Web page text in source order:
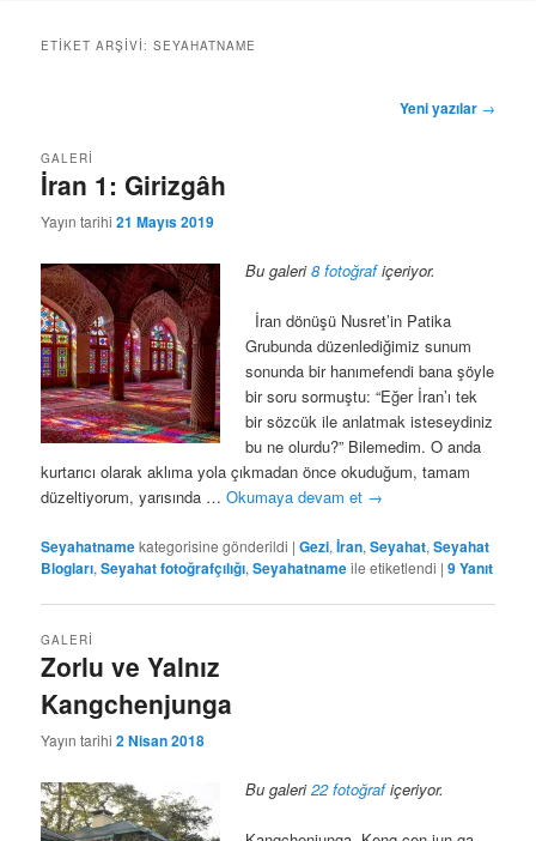
ETIKET ARŞIVI:SEYAHATNAME
Yeni yazılar →
İran 1: Girizgâh
GALERI
Yayın tarihi21 Mayıs 2019
Bu galeri8 fotoğrafiçeriyor.
İran dönüşü Nusret’in Patika
Grubunda düzenlediğimiz sunum
sonunda bir hanımefendi bana şöyle
bir soru sormuştu: “Eğer İran’ı tek
bir sözcük ile anlatmak isteseydiniz
bu ne olurdu?” Bilemedim. O anda
kurtarıcı olarak aklıma yola çıkmadan önce okuduğum, tamam
düzeltiyorum, yarısında …Okumaya devam et →
Seyahatnamekategorisine gönderildi |Gezi,İran,Seyahat,Seyahat
Blogları,Seyahat fotoğrafçılığı,Seyahatnameile etiketlendi |9Yanıt
Zorlu ve Yalnız
Kangchenjunga
GALERI
Yayın tarihi2 Nisan 2018
Bu galeri22 fotoğrafiçeriyor.